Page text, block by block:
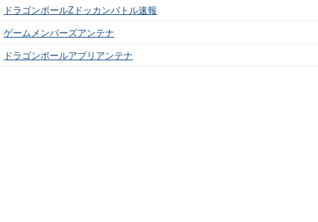
ドラゴンボールZドッカンバトル速報
ゲームメンバーズアンテナ
ドラゴンボールアプリアンテナ